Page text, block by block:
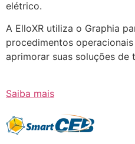
elétrico.
A ElloXR utiliza o Graphia
procedimentos
aprimorar suas soluções de
Saiba mais